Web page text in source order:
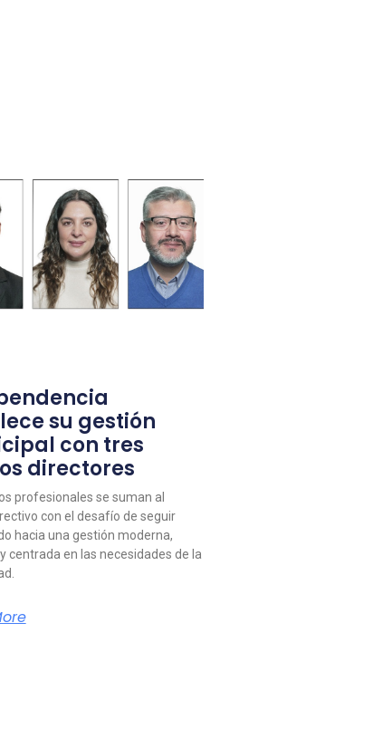
su gestión
con tres
directores
profesionales se suman al
con el desafío de seguir
hacia una gestión moderna,
centrada en las necesidades de la